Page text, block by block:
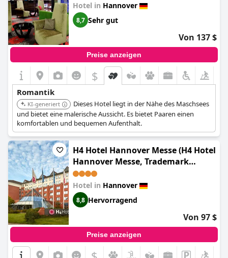
Hotel in Hannover
8,7 Sehr gut
Von 137 $
Preise anzeigen
$
Romantik
KI-generiert
Dieses Hotel liegt in der Nähe des Maschsees
und bietet eine malerische Aussicht. Es bietet Paaren einen
komfortablen und bequemen Aufenthalt.
H4 Hotel Hannover Messe (H4 Hotel
Hannover Messe, Trademark
Collection by Wyndham)
Hotel in Hannover
8,8 Hervorragend
Von 97 $
Preise anzeigen